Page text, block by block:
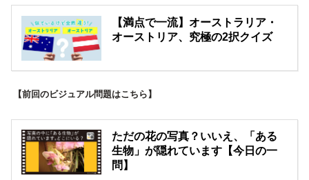
【満点で一流】オーストラリア・
オーストリア、究極の2択クイズ
【前回のビジュアル問題はこちら】
ただの花の写真？いいえ、「ある
生物」が隠れています【今日の一
問】